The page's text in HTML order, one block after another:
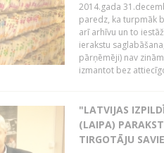
2014.gada
paredz, ka turpmāk
arī arhīvu un to
ierakstu
pārņēmēji) nav
izmantot bez
"LATVIJAS
(LAIPA)
TIRGOTĀJU